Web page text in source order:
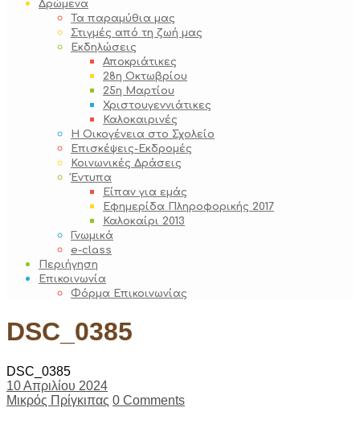
Δρώμενα
Τα παραμύθια μας
Στιγμές από τη ζωή μας
Εκδηλώσεις
Αποκριάτικες
28η Οκτωβρίου
25η Μαρτίου
Χριστουγεννιάτικες
Καλοκαιρινές
Η Οικογένεια στο Σχολείο
Επισκέψεις-Εκδρομές
Κοινωνικές Δράσεις
Έντυπα
Είπαν για εμάς
Εφημερίδα Πληροφορικής 2017
Καλοκαίρι 2013
Γνωμικά
e-class
Περιήγηση
Επικοινωνία
Φόρμα Επικοινωνίας
DSC_0385
DSC_0385
10 Απριλίου 2024
Μικρός Πρίγκιπας 0 Comments